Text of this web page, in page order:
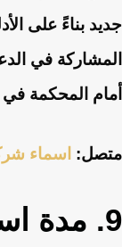
جديد بناءً على
المشاركة في
أمام المحكمة
متصل: اسماء
9. مدة